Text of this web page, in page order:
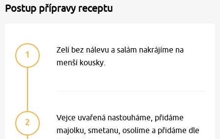
Postup přípravy receptu
1
Zelí bez nálevu a salám nakrájíme na
menší kousky.
2
Vejce uvařená nastouháme, přidáme
majolku, smetanu, osolíme a přidáme dle